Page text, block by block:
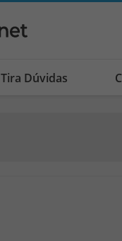
Tira Dúvidas